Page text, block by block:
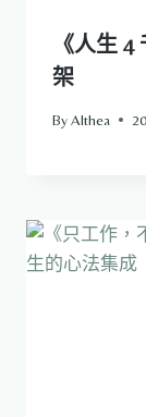
《人生
架
ByAlthea